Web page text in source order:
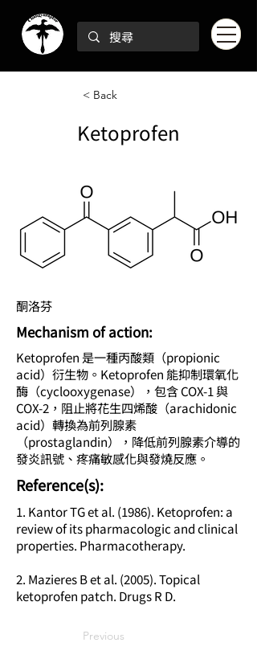
< Back
Ketoprofen
酮洛芬
Mechanism of action:
Ketoprofen 是一種丙酸類（propionic
acid）衍生物。Ketoprofen 能抑制環氧化
酶（cyclooxygenase），包含 COX-1 與
COX-2，阻止將花生四烯酸（arachidonic
acid）轉換為前列腺素
（prostaglandin），降低前列腺素介導的
發炎訊號、疼痛敏感化與發燒反應。
​Reference(s):
1. Kantor TG et al. (1986). Ketoprofen: a
review of its pharmacologic and clinical
properties. Pharmacotherapy.
2. Mazieres B et al. (2005). Topical
ketoprofen patch. Drugs R D.
Previous